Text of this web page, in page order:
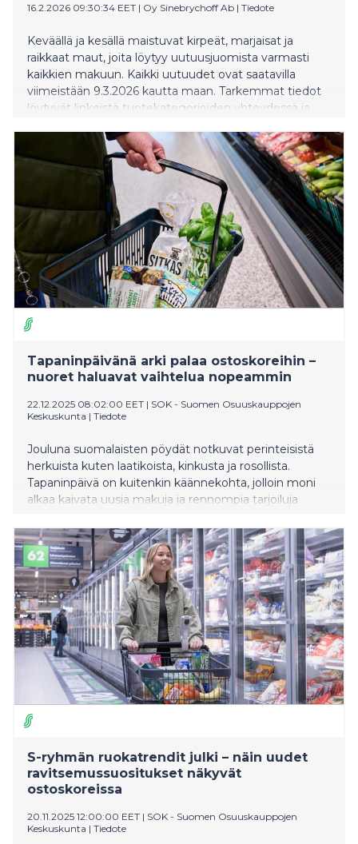
16.2.2026 09:30:34 EET | Oy Sinebrychoff Ab | Tiedote
Keväällä ja kesällä maistuvat kirpeät, marjaisat ja
raikkaat maut, joita löytyy uutuusjuomista varmasti
kaikkien makuun. Kaikki uutuudet ovat saatavilla
viimeistään 9.3.2026 kautta maan. Tarkemmat tiedot
löytyvät linkeistä tuotekategorioiden yhteydessä ja
https://www.sinebrychoff.fi/newsroom/
Tapaninpäivänä arki palaa ostoskoreihin –
nuoret haluavat vaihtelua nopeammin
22.12.2025 08:02:00 EET | SOK - Suomen Osuuskauppojen
Keskuskunta | Tiedote
Jouluna suomalaisten pöydät notkuvat perinteisistä
herkuista kuten laatikoista, kinkusta ja rosollista.
Tapaninpäivä on kuitenkin käännekohta, jolloin moni
alkaa kaivata uusia makuja ja rennompia tarjoiluja
selkeämmin erityisesti nuorempien ikäryhmien
ostoskoreissa.
S-ryhmän ruokatrendit julki – näin uudet
ravitsemussuositukset näkyvät
ostoskoreissa
20.11.2025 12:00:00 EET | SOK - Suomen Osuuskauppojen
Keskuskunta | Tiedote